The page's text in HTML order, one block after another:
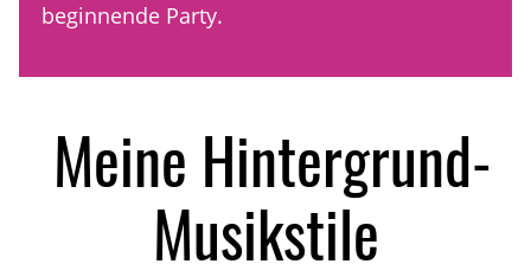
beginnende Party.
Meine Hintergrund-
Musikstile